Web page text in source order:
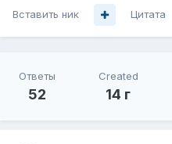
Вставить ник Цитата
Ответы
52
Created
14 г